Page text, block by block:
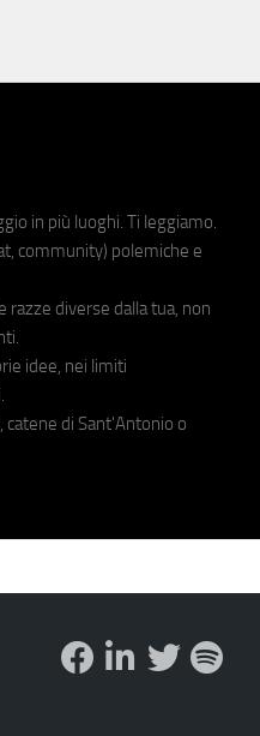
in più luoghi. Ti leggiamo.
community) polemiche e
razze diverse dalla tua, non
idee, nei limiti
catene di Sant'Antonio o